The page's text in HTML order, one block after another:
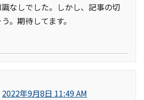
なしでした。しかし、記事の切
。期待してます。
2022年9月8日 11:49 AM